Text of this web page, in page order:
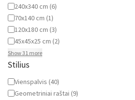
240x340 cm (6)
70x140 cm (1)
120x180 cm (3)
45x45x25 cm (2)
Show 31 more
Stilius
Stilius
Vienspalvis (40)
Geometriniai raštai (9)